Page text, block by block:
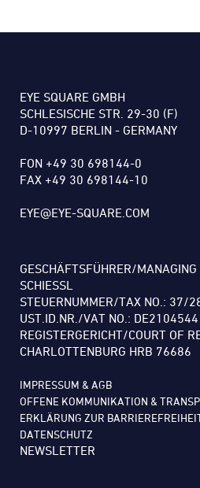
EYE SQUARE GMBH
SCHLESISCHE STR. 29-30 (F)
D-10997 BERLIN - GERMANY
FON +49 30 698144-0
FAX +49 30 698144-10
EYE@EYE-SQUARE.COM
GESCHÄFTSFÜHRER/MANAGING
SCHIESSL
STEUERNUMMER/TAX NO.: 37/
UST.ID.NR./VAT NO.:
REGISTERGERICHT/COURT OF
CHARLOTTENBURG HRB 76686
IMPRESSUM & AGB
OFFENE KOMMUNIKATION &
ERKLÄRUNG ZUR
DATENSCHUTZ
NEWSLETTER